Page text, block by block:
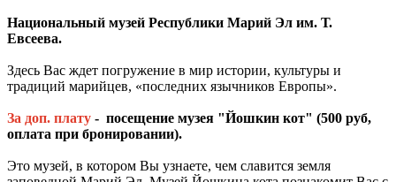
Национальный музей Республики Марий Эл им. Т.
Евсеева.
Здесь Вас ждет погружение в мир истории, культуры и
традиций марийцев, «последних язычников Европы».
За доп. плату - посещение музея "Йошкин кот" (500 руб,
оплата при бронировании).
Это музей, в котором Вы узнаете, чем славится земля